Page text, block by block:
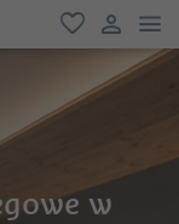
ulubione
link
w